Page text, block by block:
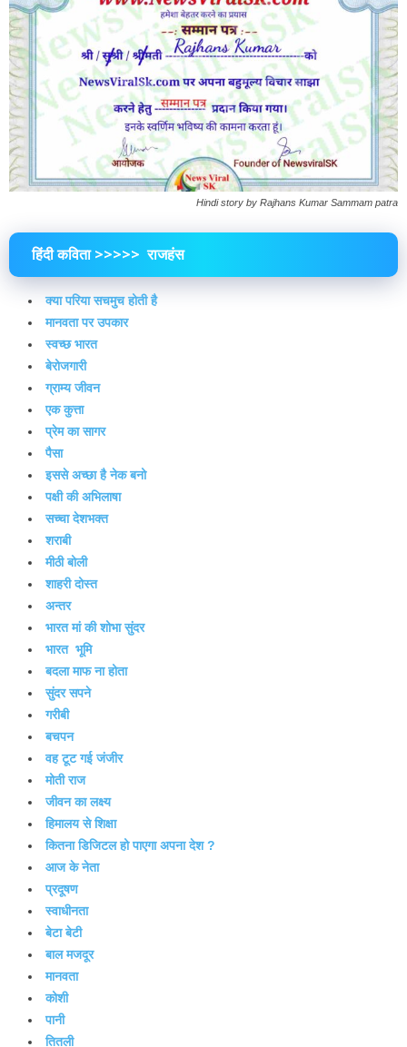
Hindi story by Rajhans Kumar Sammam patra
हिंदी कविता >>>>> राजहंस
क्या परिया सचमुच होती है
मानवता पर उपकार
स्वच्छ भारत
बेरोजगारी
ग्राम्य जीवन
एक कुत्ता
प्रेम का सागर
पैसा
इससे अच्छा है नेक बनो
पक्षी की अभिलाषा
सच्चा देशभक्त
शराबी
मीठी बोली
शाहरी दोस्त
अन्तर
भारत मां की शोभा सुंदर
भारत भूमि
बदला माफ ना होता
सुंदर सपने
गरीबी
बचपन
वह टूट गई जंजीर
मोती राज
जीवन का लक्ष्य
हिमालय से शिक्षा
कितना डिजिटल हो पाएगा अपना देश ?
आज के नेता
प्रदूषण
स्वाधीनता
बेटा बेटी
बाल मजदूर
मानवता
कोशी
पानी
तितली